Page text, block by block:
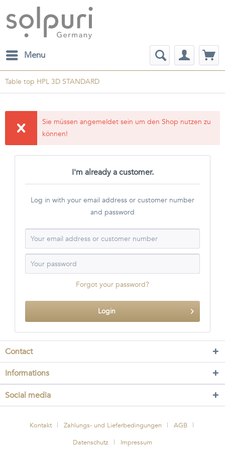
Menu
Table top HPL 3D STANDARD
Sie müssen angemeldet sein um den Shop nutzen zu
können!
I'm already a customer.
Log in with your email address or customer number
and password
Forgot your password?
Login
Contact
Informations
Social media
Kontakt Zahlungs- und Lieferbedingungen
AGB
Datenschutz
Impressum